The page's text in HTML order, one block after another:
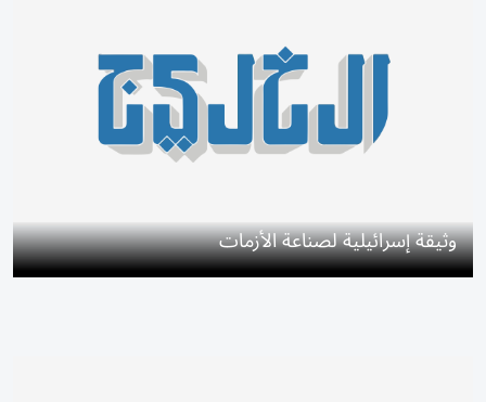
وثيقة إسرائيلية لصناعة الأزمات